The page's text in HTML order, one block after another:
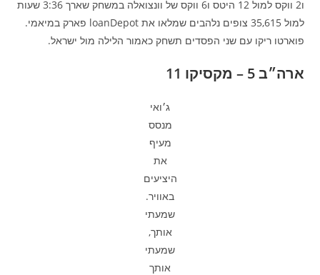
ו2 ווקס למול 12 היטס ו6 ווקס של וונצואלה במשחק שארך 3:36 שעות
למול 35,615 צופים נלהבים שמלאו את loanDepot פארק במיאמי.
פוארטו ריקו עם שני הפסדים תשחק כאמור הלילה מול ישראל.
ארה״ב 5 – מקסיקו 11
ג׳ואי
מנסס
מעיף
את
היציעים
באוויר.
שמעתי
אותך,
שמעתי
אותך